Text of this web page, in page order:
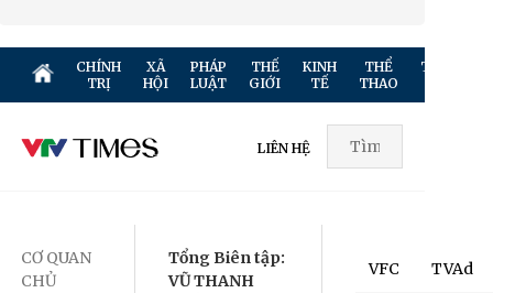
CHÍNH
TRỊ
XÃ
HỘI
PHÁP
LUẬT
THẾ
GIỚI
KINH
TẾ
THỂ
THAO
TRUYỀN
LIÊN HỆ
CƠ QUAN
CHỦ
Tổng Biên tập:
VŨ THANH
VFC TVAd